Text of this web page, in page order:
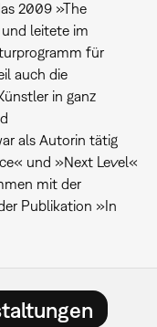
2009 »The
leitete im
für
auch die
in ganz
als Autorin tätig
und »Next Level«
mit der
Publikation »In